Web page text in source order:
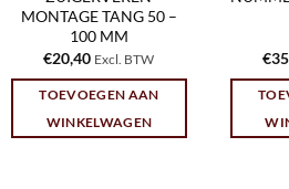
MONTAGE TANG 50 –
100 MM
€20,40 Excl. BTW
TOEVOEGEN AAN
WINKELWAGEN
€